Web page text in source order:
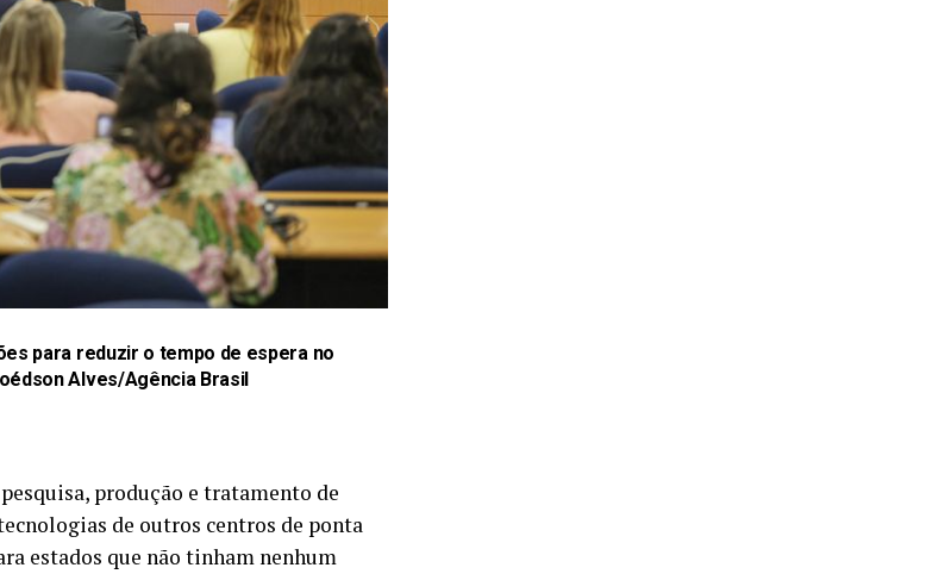
para reduzir o tempo de espera no
Alves/Agência Brasil
produção e tratamento de
de outros centros de ponta
estados que não tinham nenhum